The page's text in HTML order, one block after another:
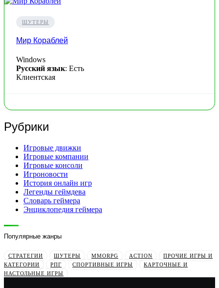
ШУТЕРЫ
Мир Кораблей
Windows
Русский язык: Есть
Клиентская
Рубрики
Игровые движки
Игровые компании
Игровые консоли
Игроновости
История онлайн игр
Легенды геймдева
Словарь геймера
Энциклопедия геймера
Популярные жанры
СТРАТЕГИИ ШУТЕРЫ MMORPG ACTION
ПРОЧИЕ ИГРЫ И
КАТЕГОРИИ
РПГ СПОРТИВНЫЕ ИГРЫ
КАРТОЧНЫЕ И
НАСТОЛЬНЫЕ ИГРЫ